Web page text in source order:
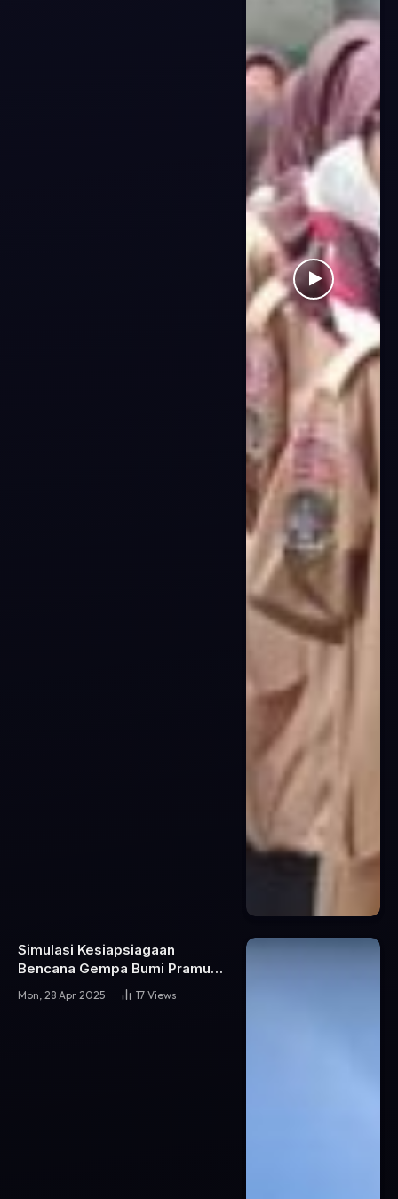
Simulasi Kesiapsiagaan
Bencana Gempa Bumi Pramuka
SMA Negeri 46 Jakarta
Mon, 28 Apr 2025 17 Views